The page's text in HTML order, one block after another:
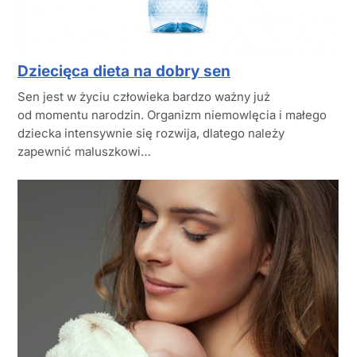
Dziecięca dieta na dobry sen
Sen jest w życiu człowieka bardzo ważny już
od momentu narodzin. Organizm niemowlęcia i małego
dziecka intensywnie się rozwija, dlatego należy
zapewnić maluszkowi…